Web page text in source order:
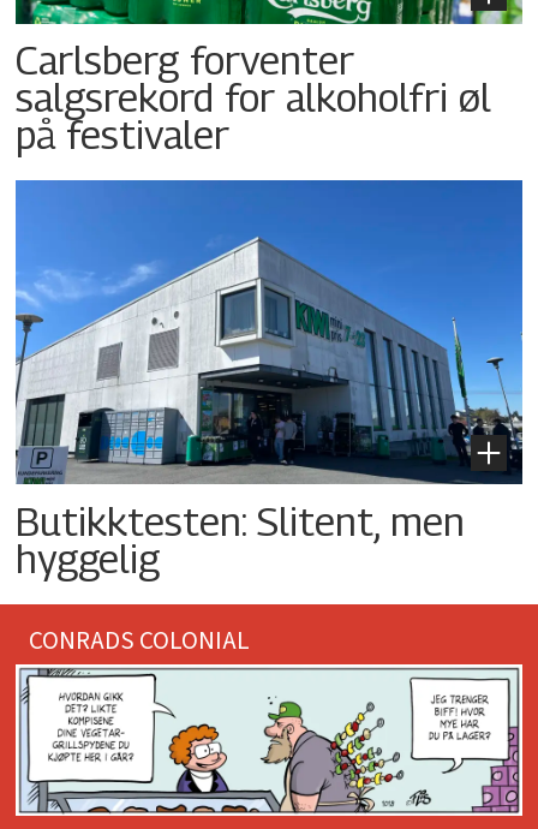
Carlsberg forventer
salgsrekord for alkoholfri øl
på festivaler
Butikktesten: Slitent, men
hyggelig
CONRADS COLONIAL